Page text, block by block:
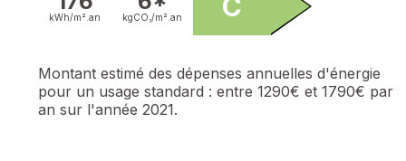
kWh/m². an kgCO₂/m². an
Montant estimé des dépenses annuelles d'énergie
pour un usage standard : entre 1290€ et 1790€ par
an sur l'année 2021.